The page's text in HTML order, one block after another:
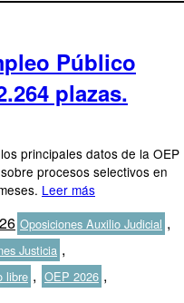
Público
plazas.
principales datos de la OEP
procesos selectivos en
Leer más
Categorías
Oposiciones Auxilio Judicial ,
Justicia ,
libre , OEP 2026 ,